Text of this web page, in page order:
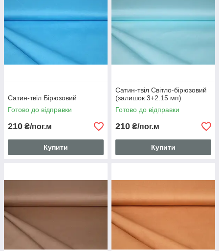
Сатин-твіл Бірюзовий
Готово до відправки
210 ₴/пог.м
Купити
Сатин-твіл Світло-бірюзовий
(залишок 3+2.15 мп)
Готово до відправки
210 ₴/пог.м
Купити